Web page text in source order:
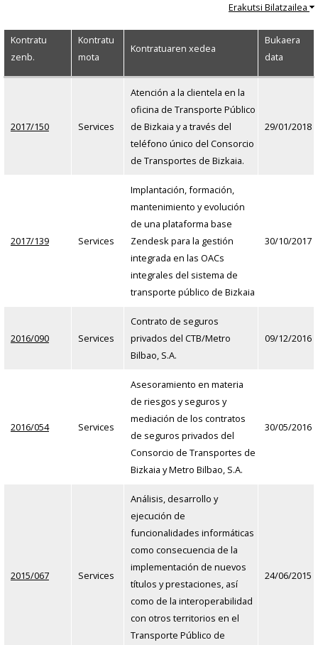
Erakutsi Bilatzailea
Kontratu
zenb.
Kontratu
mota
Kontratuaren xedea
Bukaera
data
2017/150 Services
Atención a la clientela en la
oficina de Transporte Público
de Bizkaia y a través del
teléfono único del Consorcio
de Transportes de Bizkaia.
29/01/2018
2017/139 Services
Implantación, formación,
mantenimiento y evolución
de una plataforma base
Zendesk para la gestión
integrada en las OACs
integrales del sistema de
transporte público de Bizkaia
30/10/2017
2016/090 Services
Contrato de seguros
privados del CTB/Metro
Bilbao, S.A.
09/12/2016
2016/054 Services
Asesoramiento en materia
de riesgos y seguros y
mediación de los contratos
de seguros privados del
Consorcio de Transportes de
Bizkaia y Metro Bilbao, S.A.
30/05/2016
2015/067 Services
Análisis, desarrollo y
ejecución de
funcionalidades informáticas
como consecuencia de la
implementación de nuevos
títulos y prestaciones, así
como de la interoperabilidad
con otros territorios en el
Transporte Público de
24/06/2015